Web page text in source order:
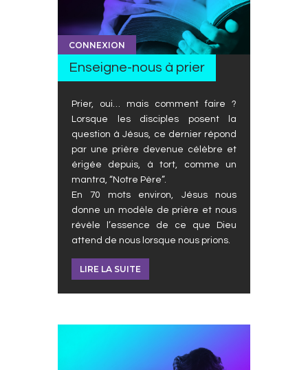
CONNEXION
Enseigne-nous à prier
Prier, oui… mais comment faire ?
Lorsque les disciples posent la
question à Jésus, ce dernier répond
par une prière devenue célèbre et
érigée depuis, à tort, comme un
mantra, “Notre Père”.
En 70 mots environ, Jésus nous
donne un modèle de prière et nous
révèle l’essence de ce que Dieu
attend de nous lorsque nous prions.
LIRE LA SUITE